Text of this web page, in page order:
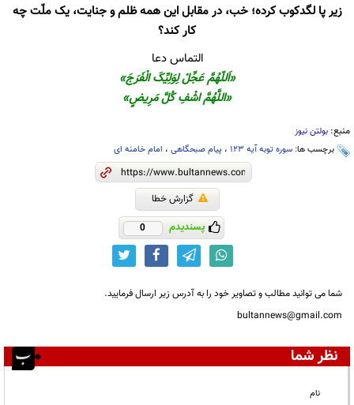
زیر پا لگدکوب کرده؛ خب، در مقابل این همه ظلم و جنایت، یک ملّت چه
کار کند؟
التماس دعا
«اَللّهُمَّ عَجِّلْ لِوَلِيِّکَ الْفَرَجَ»
«اللَّهُمَّ اشْفِ کُلَّ مَرِیضٍ»
منبع: بولتن نیوز
برچسب ها: سوره توبه آیه 123 ، پیام صبحگاهی ، امام خامنه ای
گزارش خطا
پسندیدم 0
شما می توانید مطالب و تصاویر خود را به آدرس زیر ارسال فرمایید.
bultannews@gmail.com
نظر شما
نام